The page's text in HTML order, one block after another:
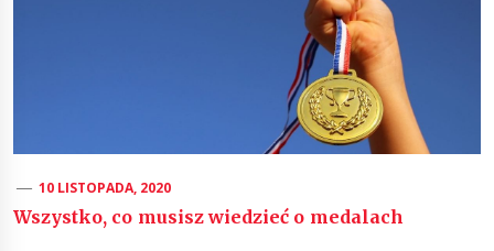
10 LISTOPADA, 2020
Wszystko, co musisz wiedzieć o medalach